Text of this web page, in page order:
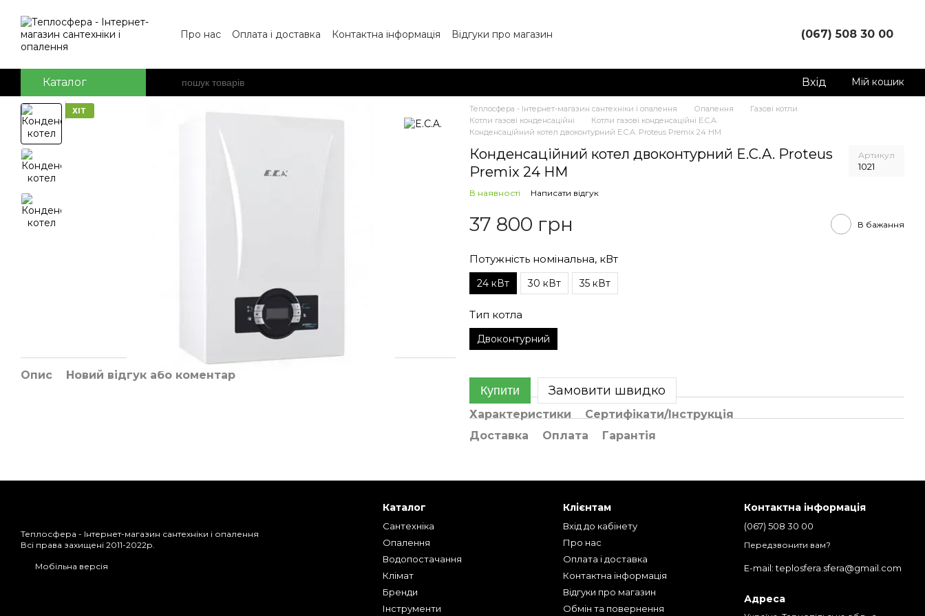
Про нас
Оплата і доставка Контактна інформація
Відгуки про магазин
(067) 508 30 00
Каталог Вхід Мій кошик
ХІТ
Опис Новий відгук або коментар
Теплосфера - Інтернет-магазин сантехніки і опалення Опалення
Газові котли
Котли газові конденсаційні
Котли газові конденсаційні E.C.A.
Конденсаційний котел двоконтурний E.C.A. Proteus Premix 24 HM
Конденсаційний котел двоконтурний E.C.A. Proteus
Premix 24 HM
Артикул
1021
В наявності Написати відгук
37 800 грн В бажання
Потужність номінальна, кВт
24 кВт 30 кВт 35 кВт
Тип котла
Двоконтурний
Купити Замовити швидко
Характеристики
Сертифікати/Інструкція
Доставка
Оплата Гарантія
Теплосфера - Інтернет-магазин сантехніки і опалення
Всі права захищені 2011-2022р.
Мобільна версія
Каталог
Сантехніка
Опалення
Водопостачання
Клімат
Бренди
Інструменти
Клієнтам
Вхід до кабінету
Про нас
Оплата і доставка
Контактна інформація
Відгуки про магазин
Обмін та повернення
Контактна інформація
(067) 508 30 00
Передзвонити вам?
E-mail: teplosfera.sfera@gmail.com
Адреса